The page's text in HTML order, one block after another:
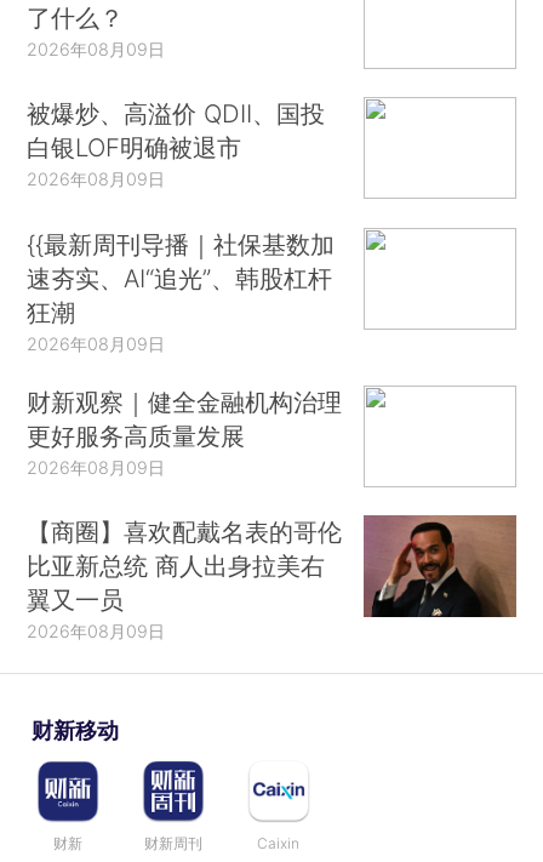
了什么？
2026年08月09日
被爆炒、高溢价 QDII、国投
白银LOF明确被退市
2026年08月09日
{{最新周刊导播｜社保基数加
速夯实、AI“追光”、韩股杠杆
狂潮
2026年08月09日
财新观察｜健全金融机构治理
更好服务高质量发展
2026年08月09日
【商圈】喜欢配戴名表的哥伦
比亚新总统 商人出身拉美右
翼又一员
2026年08月09日
财新移动
财新 财新周刊 Caixin